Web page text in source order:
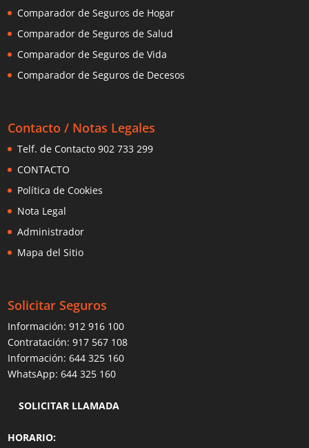
Comparador de Seguros de Hogar
Comparador de Seguros de Salud
Comparador de Seguros de Vida
Comparador de Seguros de Decesos
Contacto / Notas Legales
Telf. de Contacto 902 733 299
CONTACTO
Política de Cookies
Nota Legal
Administrador
Mapa del Sitio
Solicitar Seguros
Información:912 916 100
Contratación:917 567 108
Información:644 325 160
WhatsApp:644 325 160
SOLICITAR LLAMADA
HORARIO: